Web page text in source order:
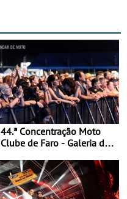
44.ª Concentração Moto
Clube de Faro - Galeria de